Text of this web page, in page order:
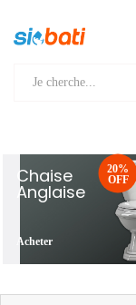
Chaise
Anglaise
Acheter
20%
OFF